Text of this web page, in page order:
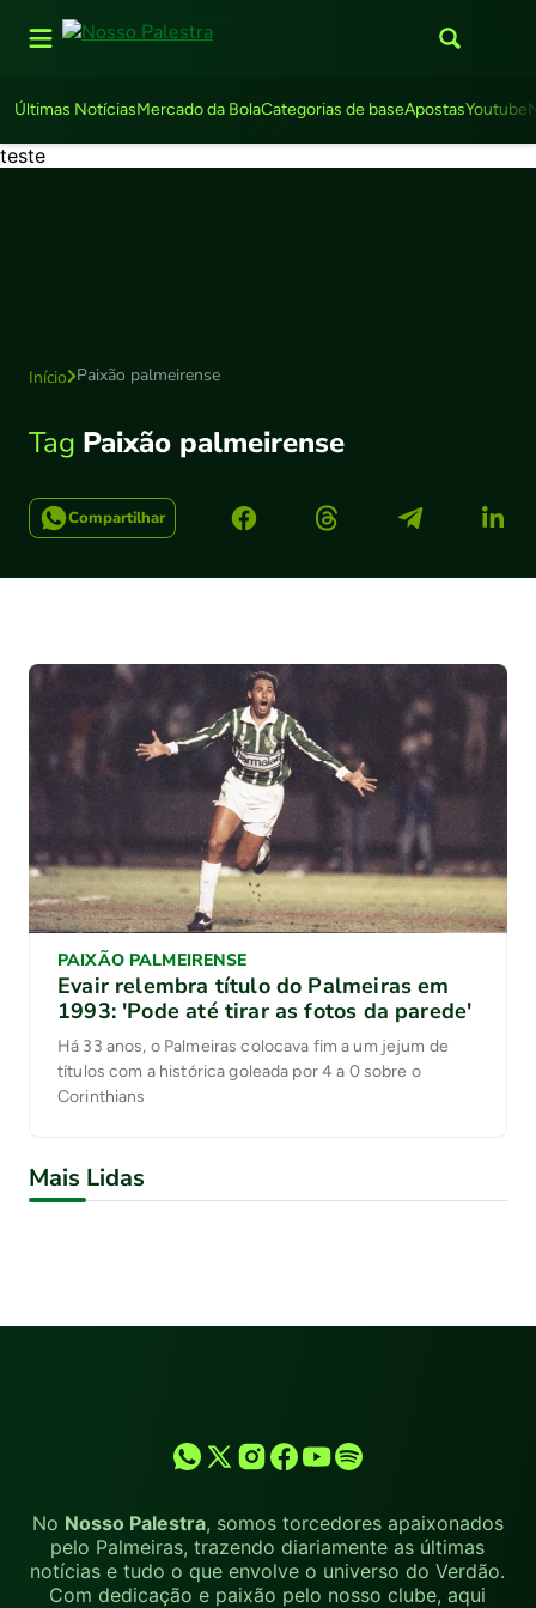
Últimas NotíciasMercado da BolaCategorias de baseApostasYoutube
teste
Início Paixão palmeirense
Tag Paixão palmeirense
Compartilhar
PAIXÃO PALMEIRENSE
Evair relembra título do Palmeiras em
1993: 'Pode até tirar as fotos da parede'
Há 33 anos, o Palmeiras colocava fim a um jejum de
títulos com a histórica goleada por 4 a 0 sobre o
Corinthians
Mais Lidas
No Nosso Palestra, somos torcedores apaixonados
pelo Palmeiras, trazendo diariamente as últimas
notícias e tudo o que envolve o universo do Verdão.
Com dedicação e paixão pelo nosso clube, aqui